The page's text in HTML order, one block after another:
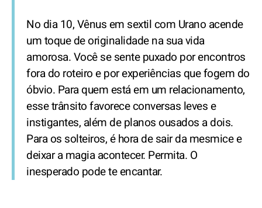
No dia 10, Vênus em sextil com Urano acende
um toque de originalidade na sua vida
amorosa. Você se sente puxado por encontros
fora do roteiro e por experiências que fogem do
óbvio. Para quem está em um relacionamento,
esse trânsito favorece conversas leves e
instigantes, além de planos ousados a dois.
Para os solteiros, é hora de sair da mesmice e
deixar a magia acontecer. Permita. O
inesperado pode te encantar.